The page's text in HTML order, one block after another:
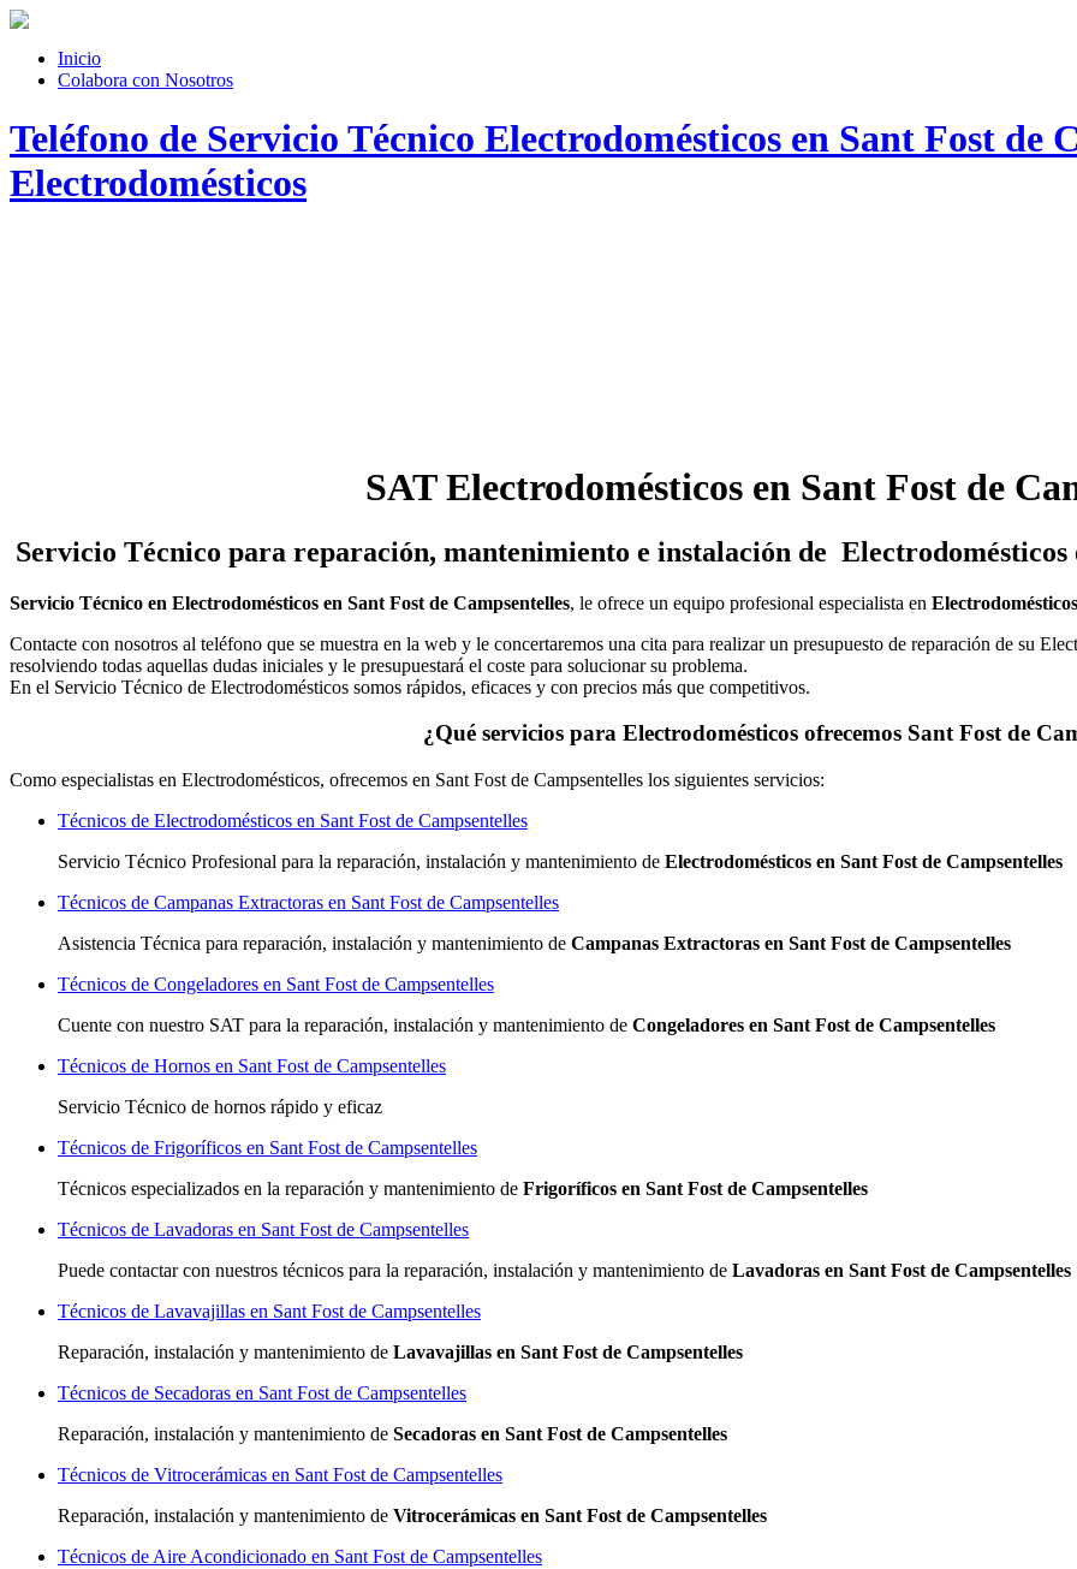
Inicio
Colabora con Nosotros
Teléfono de Servicio Técnico Electrodomésticos en Sant Fost de
Electrodomésticos
SAT Electrodomésticos en Sant Fost de
Servicio Técnico para reparación, mantenimiento e instalación de Electrodomésticos
Servicio Técnico en Electrodomésticos en Sant Fost de Campsentelles, le ofrece un equipo profesional especialista en Electrodomésticos
Contacte con nosotros al teléfono que se muestra en la web y le concertaremos una cita para realizar un presupuesto de reparación de su
resolviendo todas aquellas dudas iniciales y le presupuestará el coste para solucionar su problema.
En el Servicio Técnico de Electrodomésticos somos rápidos, eficaces y con precios más que competitivos.
¿Qué servicios para Electrodomésticos ofrecemos Sant Fost de
Como especialistas en Electrodomésticos, ofrecemos en Sant Fost de Campsentelles los siguientes servicios:
Técnicos de Electrodomésticos en Sant Fost de Campsentelles
Servicio Técnico Profesional para la reparación, instalación y mantenimiento de Electrodomésticos en Sant Fost de Campsentelles
Técnicos de Campanas Extractoras en Sant Fost de Campsentelles
Asistencia Técnica para reparación, instalación y mantenimiento de Campanas Extractoras en Sant Fost de Campsentelles
Técnicos de Congeladores en Sant Fost de Campsentelles
Cuente con nuestro SAT para la reparación, instalación y mantenimiento de Congeladores en Sant Fost de Campsentelles
Técnicos de Hornos en Sant Fost de Campsentelles
Servicio Técnico de hornos rápido y eficaz
Técnicos de Frigoríficos en Sant Fost de Campsentelles
Técnicos especializados en la reparación y mantenimiento de Frigoríficos en Sant Fost de Campsentelles
Técnicos de Lavadoras en Sant Fost de Campsentelles
Puede contactar con nuestros técnicos para la reparación, instalación y mantenimiento de Lavadoras en Sant Fost de Campsentelles
Técnicos de Lavavajillas en Sant Fost de Campsentelles
Reparación, instalación y mantenimiento de Lavavajillas en Sant Fost de Campsentelles
Técnicos de Secadoras en Sant Fost de Campsentelles
Reparación, instalación y mantenimiento de Secadoras en Sant Fost de Campsentelles
Técnicos de Vitrocerámicas en Sant Fost de Campsentelles
Reparación, instalación y mantenimiento de Vitrocerámicas en Sant Fost de Campsentelles
Técnicos de Aire Acondicionado en Sant Fost de Campsentelles